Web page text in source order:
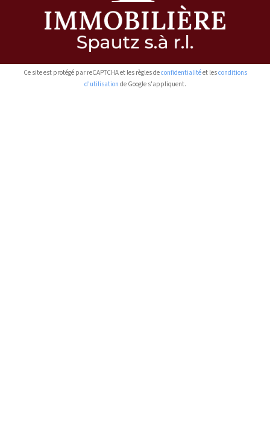
Ce site est protégé par reCAPTCHA et les règles deconfidentialitéet lesconditions
d'utilisation de Google s'appliquent.